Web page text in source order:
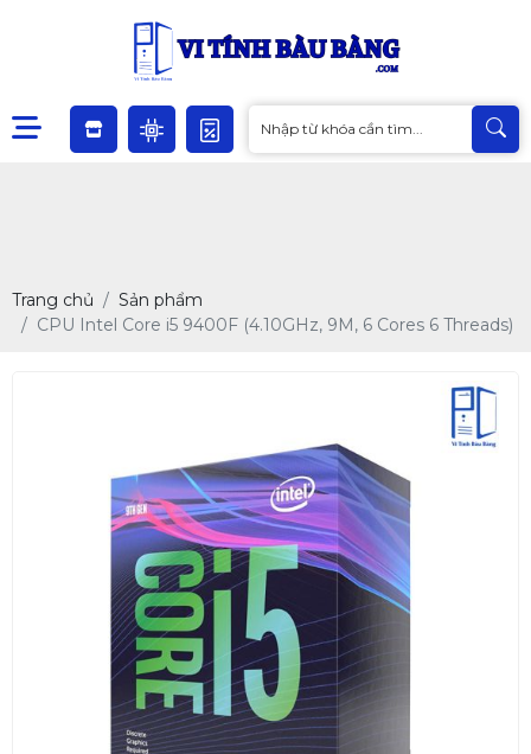
Trang chủ
Sản phẩm
CPU Intel Core i5 9400F (4.10GHz, 9M, 6 Cores 6 Threads)